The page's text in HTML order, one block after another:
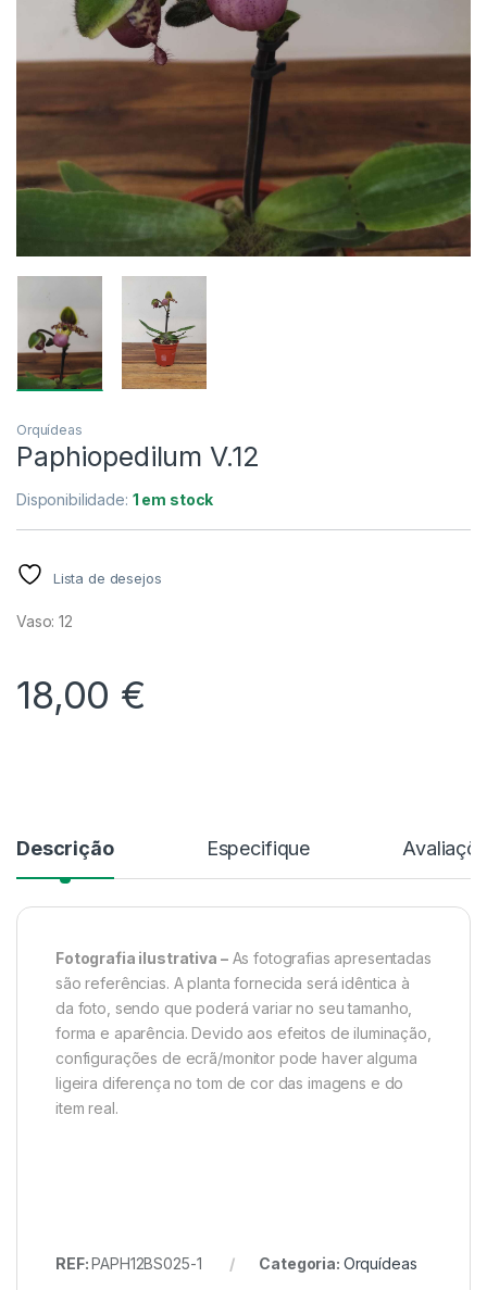
Orquídeas
Paphiopedilum V.12
Disponibilidade: 1 em stock
Lista de desejos
Vaso: 12
18,00 €
Descrição Especifique
Fotografia ilustrativa –As fotografias apresentadas
são referências. A planta fornecida será idêntica à
da foto, sendo que poderá variar no seu tamanho,
forma e aparência. Devido aos efeitos de iluminação,
configurações de ecrã/monitor pode haver alguma
ligeira diferença no tom de cor das imagens e do
item real.
REF:PAPH12BS025-1 Categoria: Orquídeas